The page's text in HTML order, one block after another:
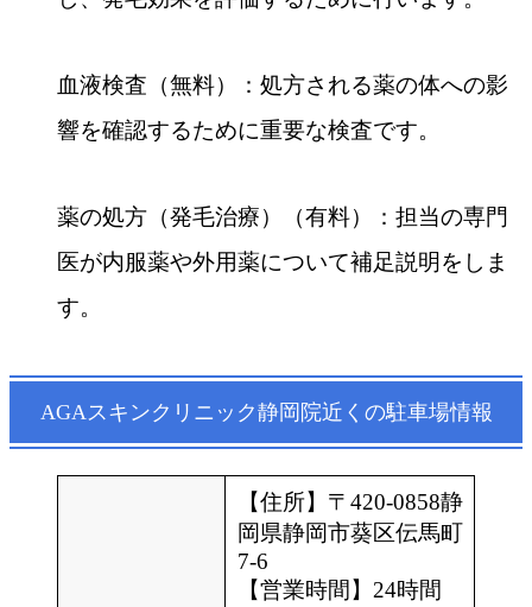
血液検査（無料）：処方される薬の体への影
響を確認するために重要な検査です。
薬の処方（発毛治療）（有料）：担当の専門
医が内服薬や外用薬について補足説明をしま
す。
AGAスキンクリニック静岡院近くの駐車場情報
【住所】〒420-0858静
岡県静岡市葵区伝馬町
7-6
【営業時間】24時間